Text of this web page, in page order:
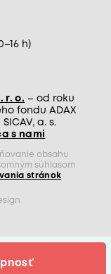
h)
r. o. – od roku
fondu ADAX
a. s.
s nami
obsahu
súhlasom
stránok
so zľavami,